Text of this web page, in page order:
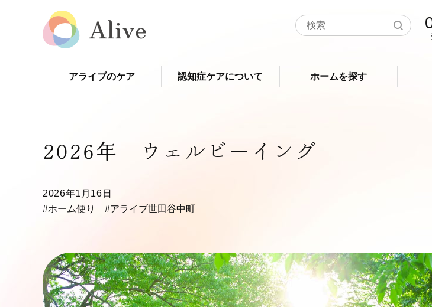
アライブのケア 認知症ケアについて ホームを探す
2026年 ウェルビーイング
2026年1月16日
#ホーム便り
#アライブ世田谷中町